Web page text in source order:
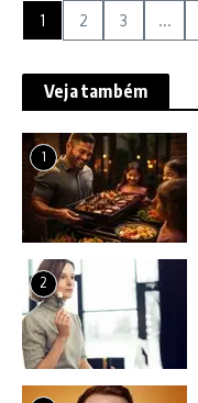
1 2 3 ...
Veja também
1
2